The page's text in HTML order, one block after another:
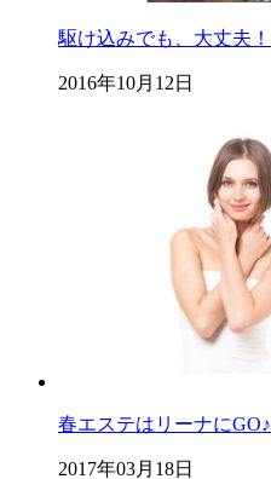
駆け込みでも、大丈夫！
2016年10月12日
春エステはリーナにGO♪
2017年03月18日